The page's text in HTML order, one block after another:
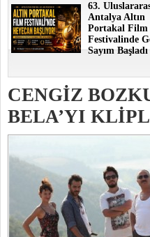
63.
Antalya Altın
Portakal Film
Festivalinde
Sayım Başladı
CENGİZ
BELA’YI